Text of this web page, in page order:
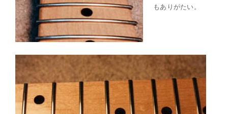
もありがたい。